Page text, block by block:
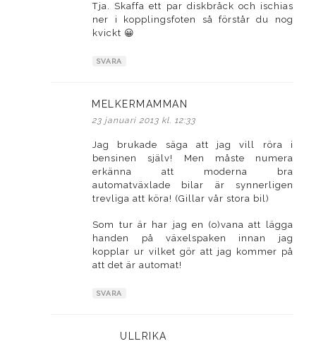
Tja. Skaffa ett par diskbråck och ischias
ner i kopplingsfoten så förstår du nog
kvickt 😀
SVARA
MELKERMAMMAN
23 januari 2013 kl. 12:33
Jag brukade säga att jag vill röra i
bensinen själv! Men måste numera
erkänna att moderna bra
automatväxlade bilar är synnerligen
trevliga att köra! (Gillar vår stora bil)
Som tur är har jag en (o)vana att lägga
handen på växelspaken innan jag
kopplar ur vilket gör att jag kommer på
att det är automat!
SVARA
ULLRIKA